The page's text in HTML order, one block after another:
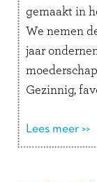
gemaakt in
We nemen
jaar
Gezinnig,
Lees meer >>